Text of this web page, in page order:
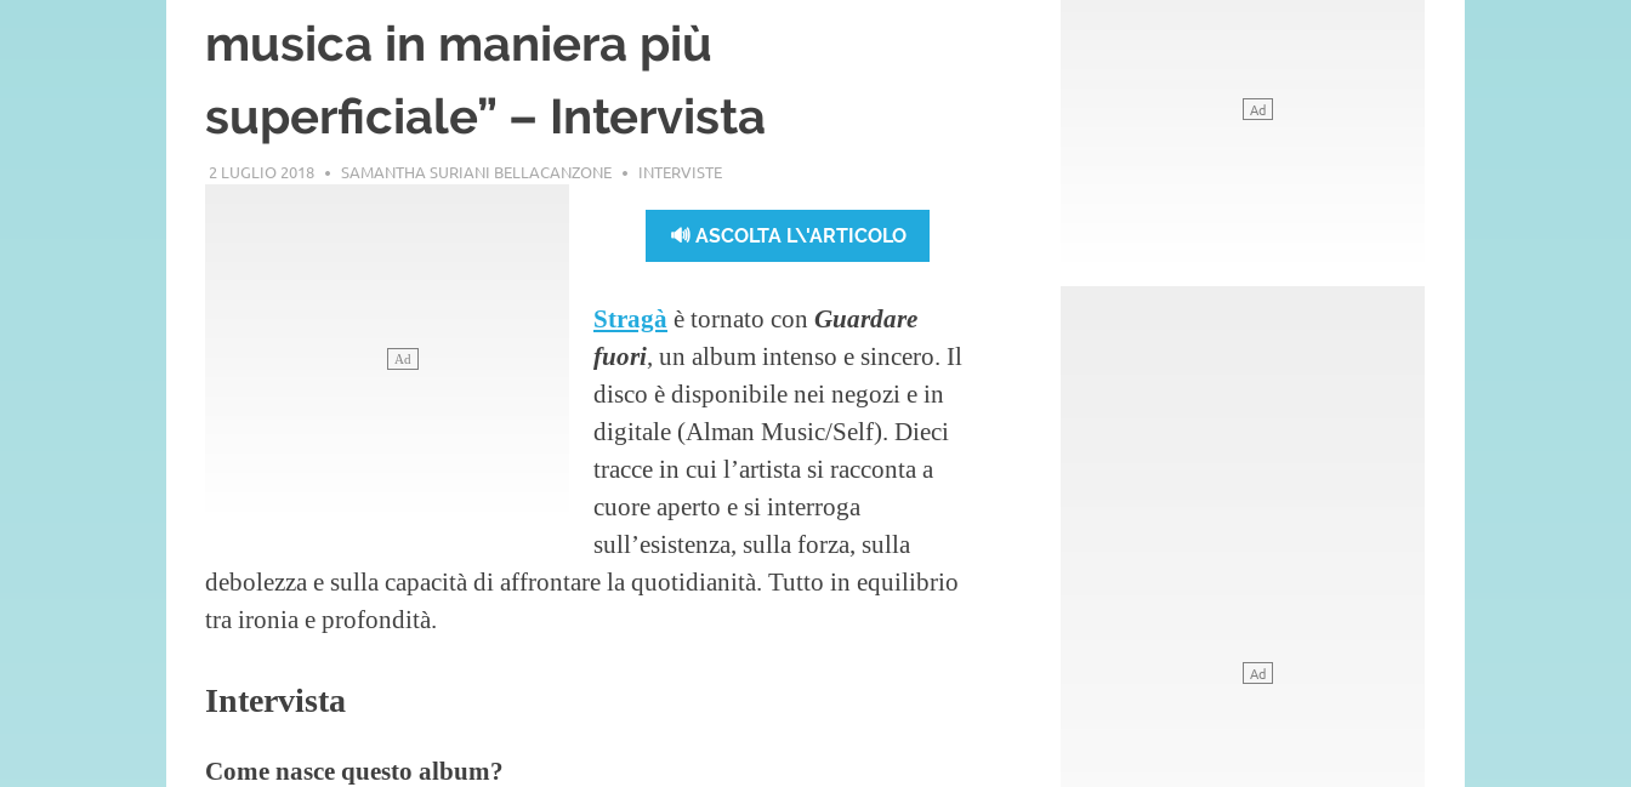
musica in maniera più
superficiale” – Intervista
2 LUGLIO 2018 SAMANTHA SURIANI BELLACANZONE INTERVISTE
🔊 ASCOLTA L\'ARTICOLO
Stragà è tornato con Guardare
fuori, un album intenso e sincero. Il
disco è disponibile nei negozi e in
digitale (Alman Music/Self). Dieci
tracce in cui l’artista si racconta a
cuore aperto e si interroga
sull’esistenza, sulla forza, sulla
debolezza e sulla capacità di affrontare la quotidianità. Tutto in equilibrio
tra ironia e profondità.
Intervista
Come nasce questo album?